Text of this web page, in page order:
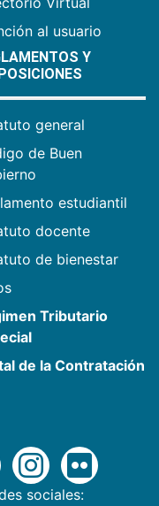
al usuario
Y
general
de Buen
estudiantil
docente
de bienestar
Tributario
de la Contratación
sociales: